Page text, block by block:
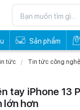
Sản phẩm
tức Tin tức công nghệ
tay iPhone 13
lớn hơn